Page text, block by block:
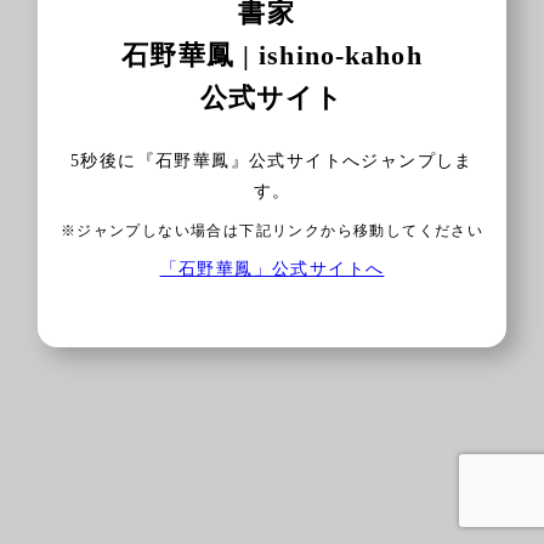
書家
石野華鳳 | ishino-kahoh
公式サイト
5秒後に『石野華鳳』公式サイトへジャンプしま
す。
※ジャンプしない場合は下記リンクから移動してください
「石野華鳳」公式サイトへ